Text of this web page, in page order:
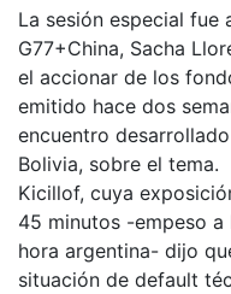
La sesión especial
G77+China, Sacha
el accionar de los
emitido hace dos
encuentro
Bolivia, sobre el tema.
Kicillof, cuya
45 minutos -empeso a
hora argentina- dijo
situación de default